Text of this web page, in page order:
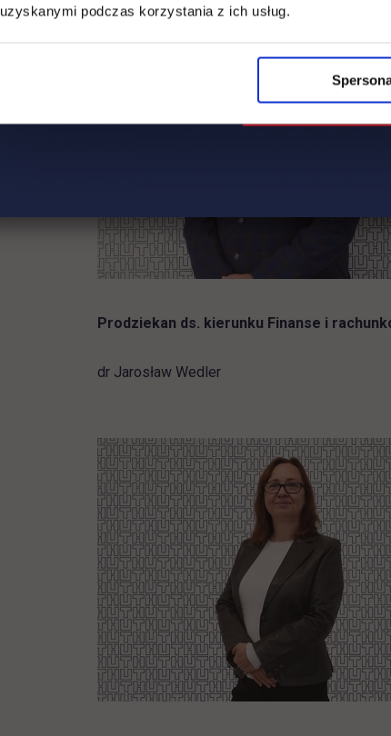
uzyskanymi podczas korzystania z ich usług.
Prodziekan ds. kierunku Finanse i
dr Jarosław Wedler